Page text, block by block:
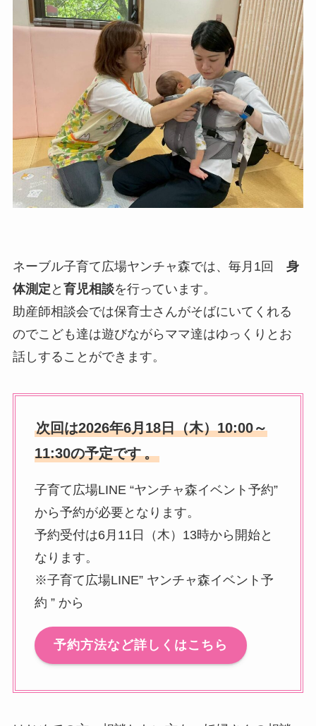
ネーブル子育て広場ヤンチャ森では、毎月1回 身
体測定 と 育児相談を行っています。
助産師相談会では保育士さんがそばにいてくれる
のでこども達は遊びながらママ達はゆっくりとお
話しすることができます。
次回は2026年6月18日（木）10:00～
11:30の予定です。
子育て広場LINE “ヤンチャ森イベント予約”
から予約が必要となります。
予約受付は6月11日（木）13時から開始と
なります。
※子育て広場LINE” ヤンチャ森イベント予
約 ” から
予約方法など詳しくはこちら